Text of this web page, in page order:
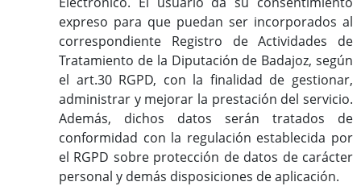
expreso para que puedan ser incorporados al
correspondiente Registro de Actividades de
Tratamiento de la Diputación de Badajoz, según
el art.30 RGPD, con la finalidad de gestionar,
administrar y mejorar la prestación del servicio.
Además, dichos datos serán tratados de
conformidad con la regulación establecida por
el RGPD sobre protección de datos de carácter
personal y demás disposiciones de aplicación.